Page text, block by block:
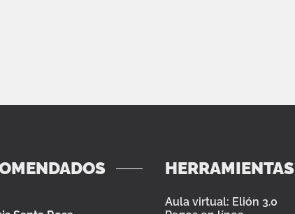
HERRAMIENTAS
Aula virtual: Elión 3.0